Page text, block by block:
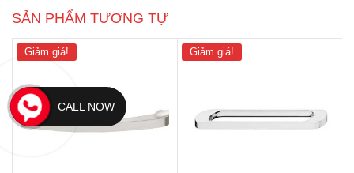
SẢN PHẨM TƯƠNG TỰ
Giảm giá! Giảm giá!
CALL NOW